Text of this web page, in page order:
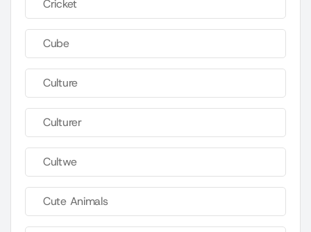
Cricket
Cube
Culture
Culturer
Cultwe
Cute Animals